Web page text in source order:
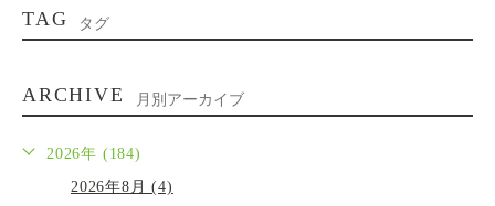
TAG タグ
ARCHIVE 月別アーカイブ
2026年 (184)
2026年8月 (4)